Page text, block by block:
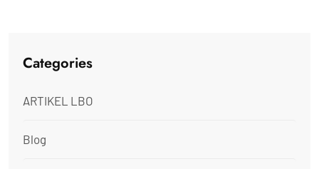
Categories
ARTIKEL LBO
Blog